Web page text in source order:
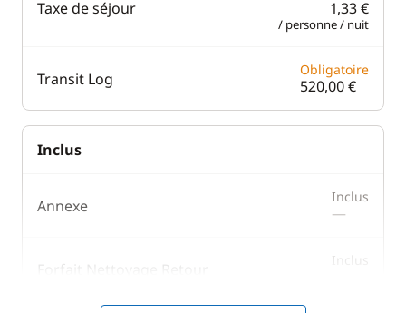
Taxe de séjour 1,33 €
/ personne / nuit
Transit Log Obligatoire
520,00 €
Inclus
Annexe Inclus
—
Forfait Nettoyage Retour Inclus